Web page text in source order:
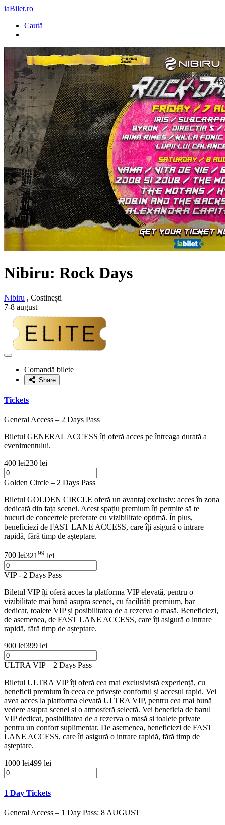
iaBilet.ro
Caută
Nibiru: Rock Days
Nibiru , Costinești
7-8 august
Adaugă
favoriteComandă bilete
Share
Tickets
General Access – 2 Days Pass
Biletul GENERAL ACCESS îți oferă acces pe întreaga durată a
evenimentului.
400 lei230 lei
Golden Circle – 2 Days Pass
Biletul GOLDEN CIRCLE oferă un avantaj exclusiv: acces în zona
dedicată din fața scenei. Acest spațiu premium îți permite să te
bucuri de concertele preferate cu vizibilitate optimă. În plus,
beneficiezi de FAST LANE ACCESS, care îți asigură o intrare
rapidă, fără timp de așteptare.
700 lei321 99 lei
VIP - 2 Days Pass
Biletul VIP îți oferă acces la platforma VIP elevată, pentru o
vizibilitate mai bună asupra scenei, cu facilități premium, bar
dedicat, toalete VIP și posibilitatea de a rezerva o masă. Beneficiezi,
de asemenea, de FAST LANE ACCESS, care îți asigură o intrare
rapidă, fără timp de așteptare.
900 lei399 lei
ULTRA VIP – 2 Days Pass
Biletul ULTRA VIP îți oferă cea mai exclusivistă experiență, cu
beneficii premium în ceea ce privește confortul și accesul rapid. Vei
avea acces la platforma elevată ULTRA VIP, pentru cea mai bună
vedere asupra scenei și o atmosferă selectă. Vei beneficia de barul
VIP dedicat, posibilitatea de a rezerva o masă și toalete private
pentru un confort suplimentar. De asemenea, beneficiezi de FAST
LANE ACCESS, care îți asigură o intrare rapidă, fără timp de
așteptare.
1000 lei499 lei
1 Day Tickets
General Access – 1 Day Pass: 8 AUGUST